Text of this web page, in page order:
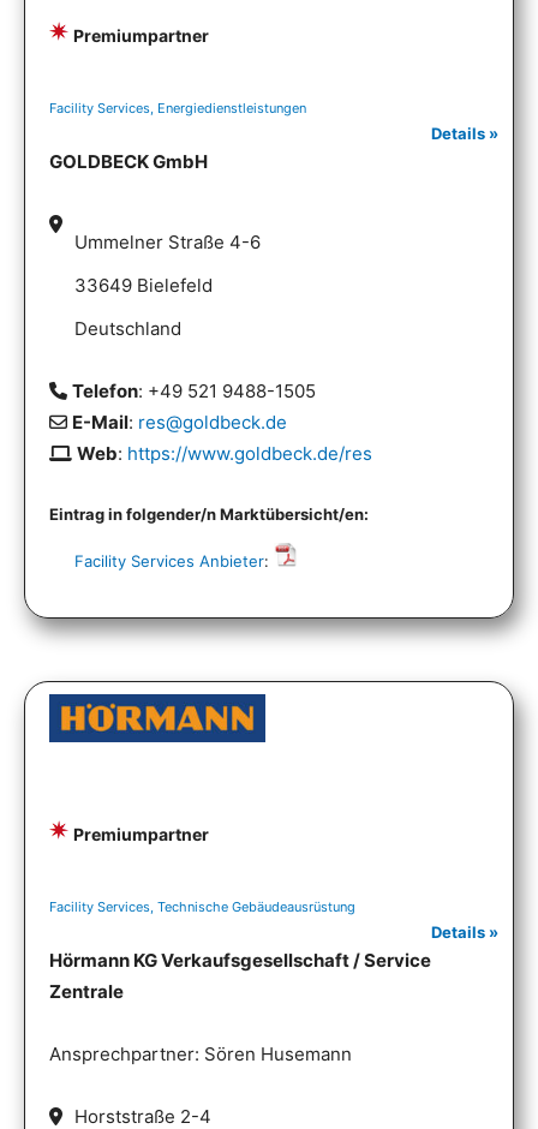
Premiumpartner
Facility Services, Energiedienstleistungen
Details »
GOLDBECK GmbH
Eintrag in folgender/n Marktübersicht/en:
Facility Services Anbieter:
Ummelner Straße 4-6
33649 Bielefeld
Deutschland
Telefon: +49 521 9488-1505
E-Mail: res@goldbeck.de
Web: https://www.goldbeck.de/res
Premiumpartner
Facility Services, Technische Gebäudeausrüstung
Details »
Hörmann KG Verkaufsgesellschaft / Service
Zentrale
Ansprechpartner: Sören Husemann
Horststraße 2-4